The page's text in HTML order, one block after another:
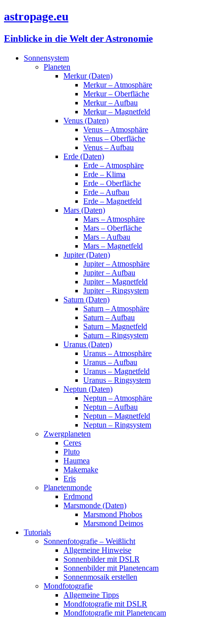
astropage.eu
Einblicke in die Welt der Astronomie
Sonnensystem
Planeten
Merkur (Daten)
Merkur – Atmosphäre
Merkur – Oberfläche
Merkur – Aufbau
Merkur – Magnetfeld
Venus (Daten)
Venus – Atmosphäre
Venus – Oberfläche
Venus – Aufbau
Erde (Daten)
Erde – Atmosphäre
Erde – Klima
Erde – Oberfläche
Erde – Aufbau
Erde – Magnetfeld
Mars (Daten)
Mars – Atmosphäre
Mars – Oberfläche
Mars – Aufbau
Mars – Magnetfeld
Jupiter (Daten)
Jupiter – Atmosphäre
Jupiter – Aufbau
Jupiter – Magnetfeld
Jupiter – Ringsystem
Saturn (Daten)
Saturn – Atmosphäre
Saturn – Aufbau
Saturn – Magnetfeld
Saturn – Ringsystem
Uranus (Daten)
Uranus – Atmosphäre
Uranus – Aufbau
Uranus – Magnetfeld
Uranus – Ringsystem
Neptun (Daten)
Neptun – Atmosphäre
Neptun – Aufbau
Neptun – Magnetfeld
Neptun – Ringsystem
Zwergplaneten
Ceres
Pluto
Haumea
Makemake
Eris
Planetenmonde
Erdmond
Marsmonde (Daten)
Marsmond Phobos
Marsmond Deimos
Tutorials
Sonnenfotografie – Weißlicht
Allgemeine Hinweise
Sonnenbilder mit DSLR
Sonnenbilder mit Planetencam
Sonnenmosaik erstellen
Mondfotografie
Allgemeine Tipps
Mondfotografie mit DSLR
Mondfotografie mit Planetencam